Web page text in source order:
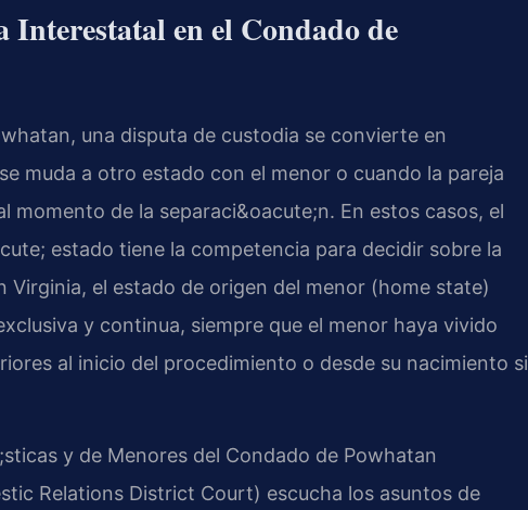
en el Condado de
una disputa de custodia se convierte en
muda a otro estado con el menor o cuando la pareja
momento de la separaci&oacute;n. En estos casos, el
estado tiene la competencia para decidir sobre la
Virginia, el estado de origen del menor (home state)
y continua, siempre que el menor haya vivido
al inicio del procedimiento o desde su nacimiento si
y de Menores del Condado de Powhatan
Relations District Court) escucha los asuntos de